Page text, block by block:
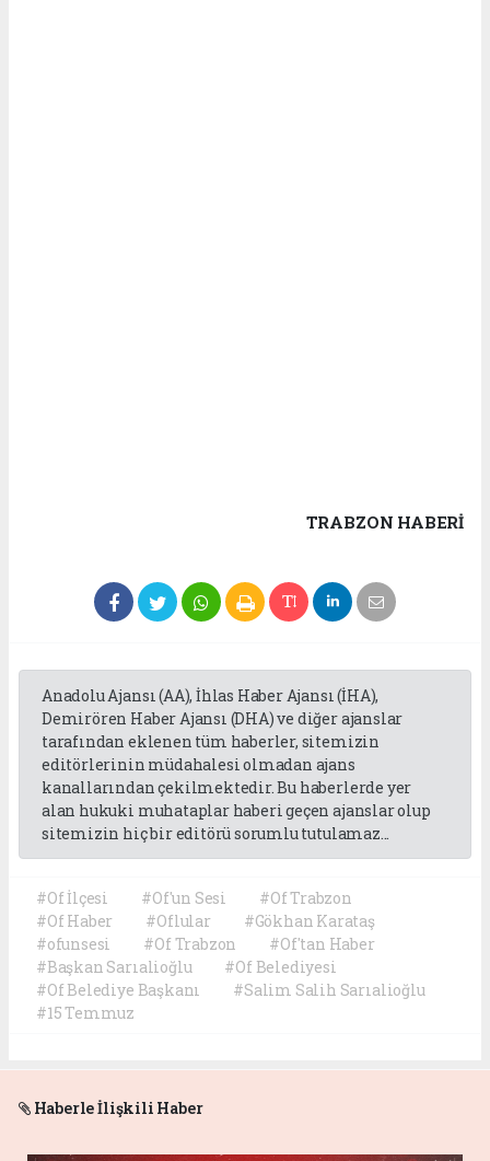
TRABZON HABERİ
Anadolu Ajansı (AA), İhlas Haber Ajansı (İHA),
Demirören Haber Ajansı (DHA) ve diğer ajanslar
tarafından eklenen tüm haberler, sitemizin
editörlerinin müdahalesi olmadan ajans
kanallarından çekilmektedir. Bu haberlerde yer
alan hukuki muhataplar haberi geçen ajanslar olup
sitemizin hiç bir editörü sorumlu tutulamaz...
#Of İlçesi #Of'un Sesi
#Of Trabzon
#Of Haber
#Oflular
#Gökhan Karataş
#ofunsesi
#Of Trabzon
#Of'tan Haber
#Başkan Sarıalioğlu
#Of Belediyesi
#Of Belediye Başkanı
#Salim Salih Sarıalioğlu
#15 Temmuz
Haberle İlişkili Haber